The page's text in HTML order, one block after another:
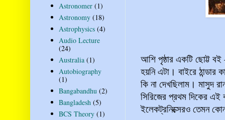
আশি পৃষ্ঠার একটি ছোট্ট
হয়নি এটা। বাইরে
কি না দেখছিলাম। মাসুদ
সিরিজের প্রথম দিকের
ইলেকট্রনিক্সেরও তেমন
Astronomer (1)
Astronomy (18)
Astrophysics (4)
Audio Lecture
(24)
Australia (1)
Autobiography
(1)
Bangabandhu (2)
Bangladesh (5)
BCS Theory (1)